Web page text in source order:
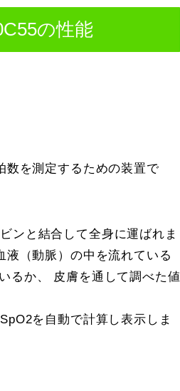
の性能
数を測定するための装置で
ンと結合して全身に運ばれま
（動脈）の中を流れている
るか、 皮膚を通して調べた値
を自動で計算し表示しま